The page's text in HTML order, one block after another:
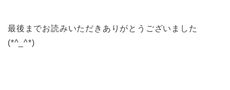
最後までお読みいただきありがとうございました
(*^_^*)